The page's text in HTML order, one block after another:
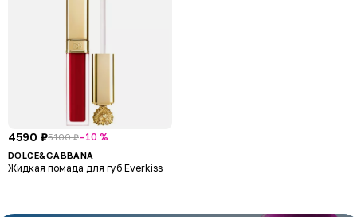
4590 ₽5100 ₽–10 %
DOLCE&GABBANA
Жидкая помада для губ Everkiss